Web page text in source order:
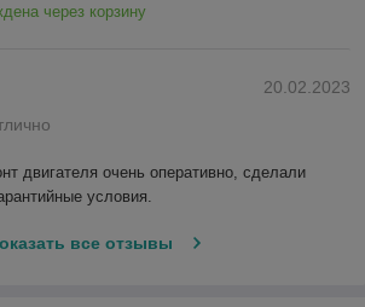
через корзину
20.02.2023
двигателя очень оперативно, сделали
условия.
все отзывы